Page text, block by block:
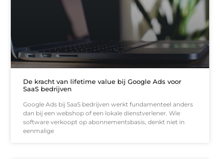
De kracht van lifetime value bij Google Ads voor
SaaS bedrijven
Google Ads bij SaaS bedrijven werkt fundamenteel anders
dan bij een webshop of een lokale dienstverlener. Wie
software verkoopt op abonnementsbasis, denkt niet in
eenmalige